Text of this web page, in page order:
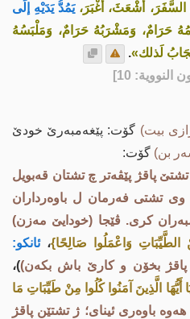
أَشْعَثَ، أَغْبَرَ، يَمُدُّ يَدَيْهِ إلَى
حَرَامٌ، وَمَشْرَبُهُ حَرَامٌ، وَمَلْبَسُهُ
لَذلك».
10]
بیت) گۆت: پێغه‌مبه‌رێ خودێ
بن) گۆت:
پاقژ پێڤه‌تر چ تشتان قەبویل
تشتی فەرمان ل باوەرداران
کری. ڤێجا (خودایێ مه‌زن)
الطَّيِّبَاتِ وَاعْمَلُوا صَالِحًا}، ئانكو:
پاقژ بخۆن و کارێ باش بکەن))،
أَيُّهَا الَّذِينَ آمَنُوا كُلُوا مِنْ طَيِّبَاتِ مَا
باوەری ئینای؛ ژ تشتێن پاقژ